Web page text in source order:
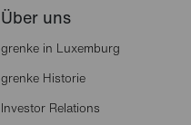
Über uns
grenke in Luxemburg
grenke Historie
Investor Relations